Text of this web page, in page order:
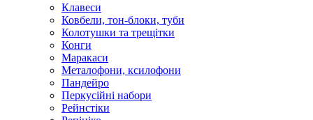
Клавеси
Ковбели, тон-блоки, туби
Колотушки та трещітки
Конги
Маракаси
Металофони, ксилофони
Пандейро
Перкусійні набори
Рейнстіки